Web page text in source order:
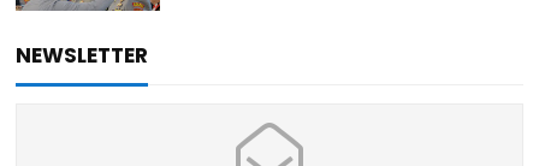
NEWSLETTER